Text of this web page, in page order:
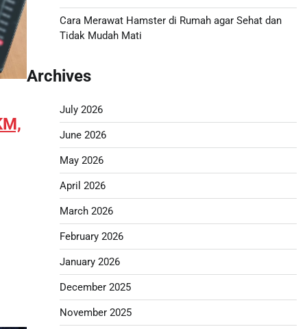
Cara Merawat Hamster di Rumah agar Sehat dan
Tidak Mudah Mati
Archives
July 2026
June 2026
May 2026
April 2026
March 2026
February 2026
January 2026
December 2025
November 2025